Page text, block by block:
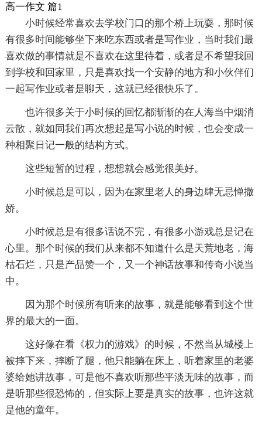
高一作文 篇1
小时候经常喜欢去学校门口的那个桥上玩耍，那时候
有很多时间能够坐下来吃东西或者是写作业，当时我们最
喜欢做的事情就是不喜欢在这里待着，或者是不希望我回
到学校和回家里，只是喜欢找一个安静的地方和小伙伴们
一起写作业或者是聊天，这就已经很快乐了。
也许很多关于小时候的回忆都渐渐的在人海当中烟消
云散，就如同我们再次想起是写小说的时候，也会变成一
种相聚日记一般的结构方式。
这些短暂的过程，想想就会感觉很美好。
小时候总是可以，因为在家里老人的身边肆无忌惮撒
娇。
小时候总是有很多话说不完，有很多小游戏总是记在
心里。那个时候的我们从来都不知道什么是天荒地老，海
枯石烂，只是产品赞一个，又一个神话故事和传奇小说当
中。
因为那个时候所有听来的故事，就是能够看到这个世
界的最大的一面。
这好像在看《权力的游戏》的时候，不然当从城楼上
被摔下来，摔断了腿，他只能躺在床上，听着家里的老婆
婆给她讲故事，可是他不喜欢听那些平淡无味的故事，而
是听那些很恐怖的，但实际上要是真实的故事，也许这就
是他的童年。